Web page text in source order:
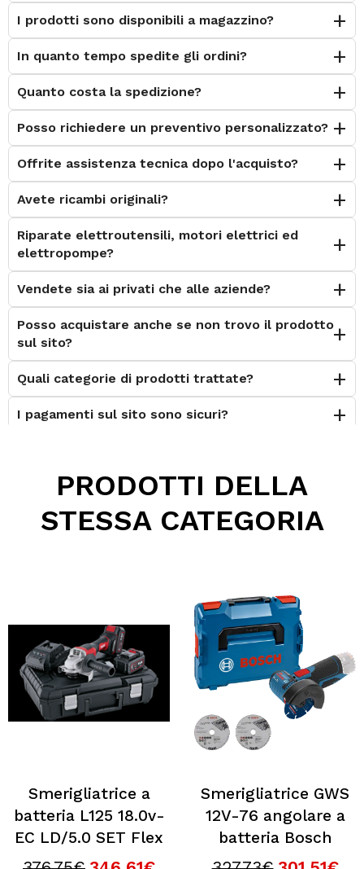
I prodotti sono disponibili a magazzino?
In quanto tempo spedite gli ordini?
Quanto costa la spedizione?
Posso richiedere un preventivo personalizzato?
Offrite assistenza tecnica dopo l'acquisto?
Avete ricambi originali?
Riparate elettroutensili, motori elettrici ed
elettropompe?
Vendete sia ai privati che alle aziende?
Posso acquistare anche se non trovo il prodotto
sul sito?
Quali categorie di prodotti trattate?
I pagamenti sul sito sono sicuri?
Posso contattarvi prima dell'acquisto?
Perché scegliere Elettromeccanica Calzolari?
PRODOTTI DELLA
STESSA CATEGORIA
Smerigliatrice a
batteria L125 18.0v-
EC LD/5.0 SET Flex
Smerigliatrice GWS
12V-76 angolare a
batteria Bosch